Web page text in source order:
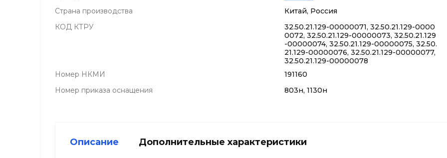
Страна производства
Китай, Россия
КОД КТРУ
32.50.21.129-00000071, 32.50.21.129-0000
0072, 32.50.21.129-00000073, 32.50.21.129
-00000074, 32.50.21.129-00000075, 32.50.
21.129-00000076, 32.50.21.129-00000077,
32.50.21.129-00000078
Номер НКМИ
191160
Номер приказа оснащения
803н, 1130н
Описание Дополнительные характеристики